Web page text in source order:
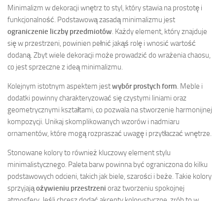
Minimalizm w dekoracji wnętrz to styl, który stawia na prostotę i
funkcjonalność. Podstawową zasadą minimalizmu jest
ograniczenie liczby przedmiotów. Każdy element, który znajduje
się w przestrzeni, powinien pełnić jakąś rolę i wnosić wartość
dodaną. Zbyt wiele dekoracji może prowadzić do wrażenia chaosu,
co jest sprzeczne z ideą minimalizmu.
Kolejnym istotnym aspektem jestwybór prostych form. Meble i
dodatki powinny charakteryzować się czystymi liniami oraz
geometrycznymi kształtami, co pozwala na stworzenie harmonijnej
kompozycji. Unikaj skomplikowanych wzorów i nadmiaru
ornamentów, które mogą rozpraszać uwagę i przytłaczać wnętrze.
Stonowane kolory to również kluczowy element stylu
minimalistycznego. Paleta barw powinna być ograniczona do kilku
podstawowych odcieni, takich jak biele, szarości i beże. Takie kolory
sprzyjająożywieniu przestrzeni oraz tworzeniu spokojnej